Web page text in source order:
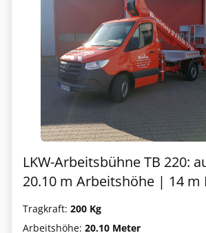
LKW-Arbeitsbühne TB 220:
20.10 m Arbeitshöhe | 14 m
Tragkraft: 200 Kg
Arbeitshöhe: 20.10 Meter